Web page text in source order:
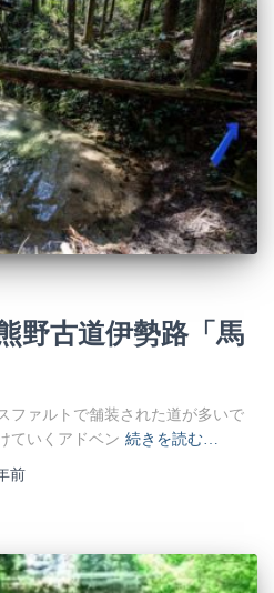
野古道伊勢路「馬
ァルトで舗装された道が多いで
ていくアドベン 続きを読む…
前